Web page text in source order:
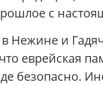
с
Нежине и
еврейская
безопасно.